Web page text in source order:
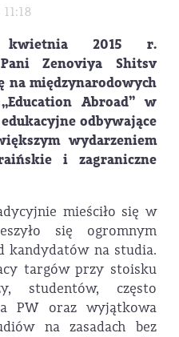
2015 r.
Zenoviya Shitsv
na międzynarodowych
Abroad” w
odbywające
wydarzeniem
i zagraniczne
mieściło się w
się ogromnym
kandydatów na studia.
targów przy stoisku
studentów, często
PW oraz wyjątkowa
na zasadach bez